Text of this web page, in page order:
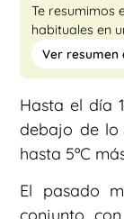
Te resumimos
habituales en
Ver resumen
Hasta el día
debajo de
hasta 5ºC
El pasado